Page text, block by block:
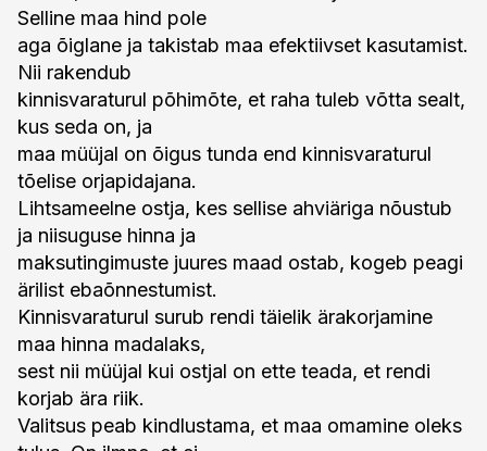
Selline maa hind pole
aga õiglane ja takistab maa efektiivset kasutamist.
Nii rakendub
kinnisvaraturul põhimõte, et raha tuleb võtta sealt,
kus seda on, ja
maa müüjal on õigus tunda end kinnisvaraturul
tõelise orjapidajana.
Lihtsameelne ostja, kes sellise ahviäriga nõustub
ja niisuguse hinna ja
maksutingimuste juures maad ostab, kogeb peagi
ärilist ebaõnnestumist.
Kinnisvaraturul surub rendi täielik ärakorjamine
maa hinna madalaks,
sest nii müüjal kui ostjal on ette teada, et rendi
korjab ära riik.
Valitsus peab kindlustama, et maa omamine oleks